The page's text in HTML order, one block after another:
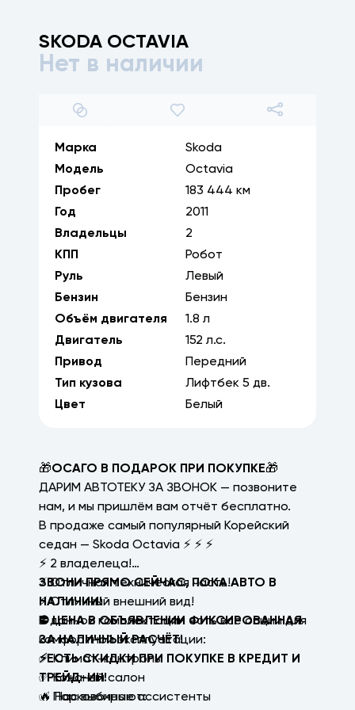
SKODA OCTAVIA
Нет в наличии
1/ 32
Марка
Skoda
Модель
Octavia
Пробег
183 444 км
Год
2011
Владельцы
2
КПП
Робот
Руль
Левый
Бензин
Бензин
Объём двигателя
1.8 л
Двигатель
152 л.с.
Привод
Передний
Тип кузова
Лифтбек 5 дв.
Цвет
Белый
🎁ОСАГО В ПОДАРОК ПРИ ПОКУПКЕ🎁
ДАРИМ АВТОТЕКУ ЗА ЗВОНОК — позвоните
нам, и мы пришлём вам отчёт бесплатно.
В продаже самый популярный Корейский
седан — Skoda Octavia ⚡ ⚡ ⚡
⚡ 2 владелецa!
⚡ Отличная техническая часть!
⚡ Отличный внешний вид!
В данной комплектации есть все опции для
комфортной эксплуатации:
✅ Климат-контроль
✅ Кожаный салон
✅ Парковочные ассистенты
ЗВОНИ ПРЯМО СЕЙЧАС, ПОКА АВТО В
НАЛИЧИИ!
⛔ ЦЕНА В ОБЪЯВЛЕНИИ ФИКСИРОВАННАЯ
ЗА НАЛИЧНЫЙ РАСЧЁТ!
⚡ЕСТЬ СКИДКИ ПРИ ПОКУПКЕ В КРЕДИТ И
ТРЕЙД-ИН!
🔥 Нас выбирают: